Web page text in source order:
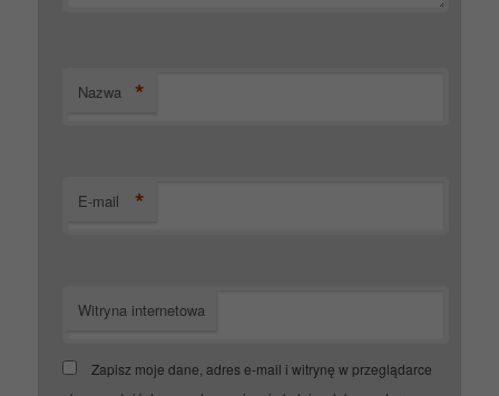
Nazwa *
E-mail *
Witryna internetowa
Zapisz moje dane, adres e-mail i witrynę w przeglądarce